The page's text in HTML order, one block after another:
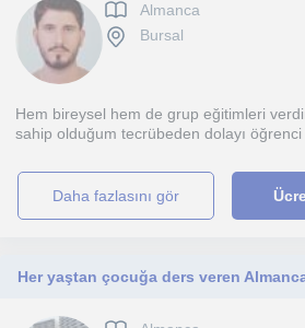
Almanca
Bursal
Hem bireysel hem de grup eğitimleri
sahip olduğum tecrübeden dolayı öğrenci
daha fazlasını gör
Her yaştan çocuğa ders veren